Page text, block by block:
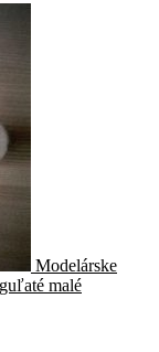
Modelárske